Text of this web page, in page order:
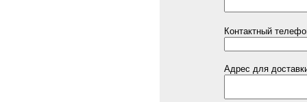
Контактный
Адрес для